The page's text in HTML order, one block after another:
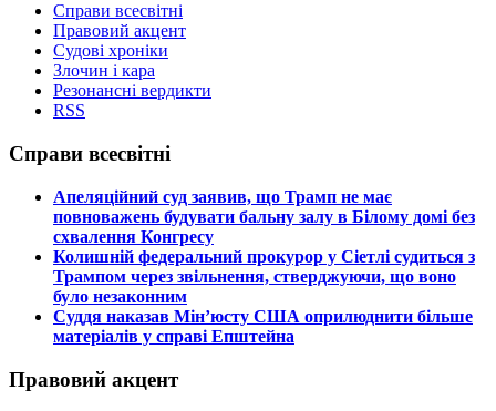
Справи всесвітні
Правовий акцент
Судові хроніки
Злочин і кара
Резонансні вердикти
RSS
Справи всесвітні
​Апеляційний суд заявив, що Трамп не має
повноважень будувати бальну залу в Білому домі без
схвалення Конгресу
​Колишній федеральний прокурор у Сіетлі судиться з
Трампом через звільнення, стверджуючи, що воно
було незаконним
​Суддя наказав Мін’юсту США оприлюднити більше
матеріалів у справі Епштейна
Правовий акцент